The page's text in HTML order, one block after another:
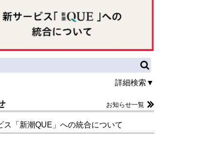
詳細検索▼
お知らせ一覧
ス「新潮QUE」への統合について